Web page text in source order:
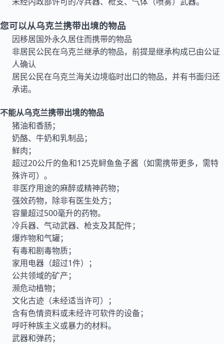
您可以从乌克兰携带出境的物品
因移居国外永久居住而携带的物品
非居民公民在乌克兰继承的物品，前提是继承构成已由公证
人确认
居民公民在乌克兰海关边境临时出口的物品，并有书面归还
承诺。
不能从乌克兰携带出境的物品
猪油和香肠；
奶酪、牛奶和乳制品；
鲜肉；
超过20公斤的鱼和125克鲟鱼鱼子酱（如需携带更多，需特
殊许可）。
非医疗用途的麻醉或精神药物；
强效药物，除非有医生处方；
容量超过500毫升的药物。
冷兵器、气动武器、枪支及其配件；
爆炸物和气罐；
有毒和剧毒物质；
家用电器（超过1件）；
公共领域的矿产；
濒危动植物；
文化古迹（未经适当许可）；
含有色情资料或未经许可软件的设备；
呼吁种族主义或暴力的材料。
武器和弹药；